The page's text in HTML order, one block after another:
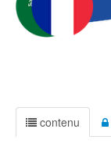
contenu